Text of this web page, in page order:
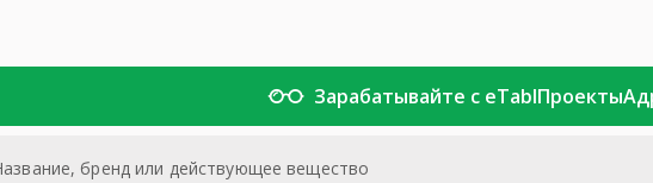
Зарабатывайте с eTablПроекты